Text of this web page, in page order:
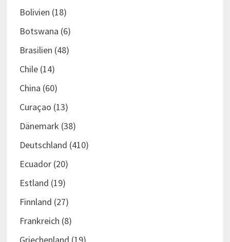
Bolivien (18)
Botswana (6)
Brasilien (48)
Chile(14)
China (60)
Curaçao (13)
Dänemark (38)
Deutschland (410)
Ecuador(20)
Estland (19)
Finnland (27)
Frankreich (8)